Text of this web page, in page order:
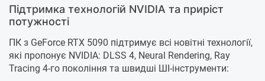
Підтримка технологій NVIDIA та приріст
потужності
ПК з GeForce RTX 5090 підтримує всі новітні технології,
які пропонує NVIDIA: DLSS 4, Neural Rendering, Ray
Tracing 4-го покоління та швидші ШІ-інструменти: